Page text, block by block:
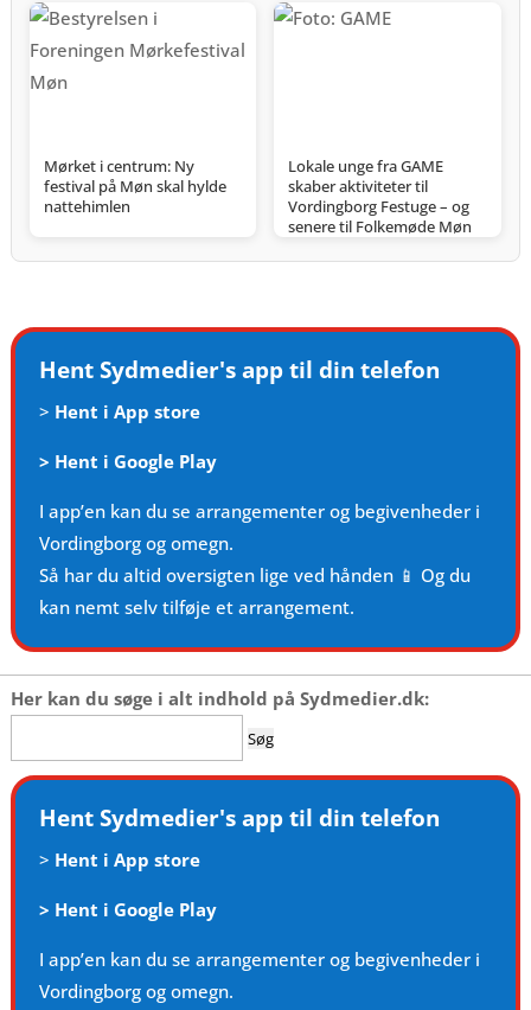
Mørket i centrum: Ny
festival på Møn skal hylde
nattehimlen
Lokale unge fra GAME
skaber aktiviteter til
Vordingborg Festuge – og
senere til Folkemøde Møn
Hent Sydmedier's app til din telefon
> Hent i App store
> Hent i Google Play
I app’en kan du se arrangementer og begivenheder i
Vordingborg og omegn.
Så har du altid oversigten lige ved hånden 📱 Og du
kan nemt selv tilføje et arrangement.
Her kan du søge i alt indhold på Sydmedier.dk:
efter:
Hent Sydmedier's app til din telefon
> Hent i App store
> Hent i Google Play
I app’en kan du se arrangementer og begivenheder i
Vordingborg og omegn.